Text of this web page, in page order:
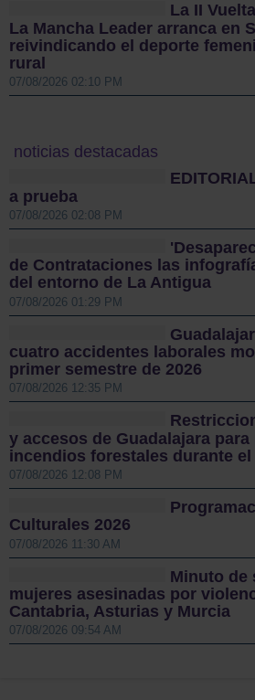
La II
La Mancha Leader arranca en
reivindicando el deporte
rural
07/08/2026 02:10 PM
noticias destacadas
a prueba
07/08/2026 02:08 PM
de Contrataciones las
del entorno de La Antigua
07/08/2026 01:29 PM
cuatro accidentes laborales
primer semestre de 2026
07/08/2026 12:35 PM
y accesos de Guadalajara
incendios forestales durante el
07/08/2026 12:08 PM
Culturales 2026
07/08/2026 11:30 AM
Minuto de
mujeres asesinadas por
Cantabria, Asturias y Murcia
07/08/2026 09:54 AM